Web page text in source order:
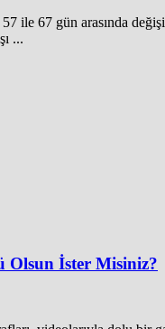
ile 67 gün arasında
...
Olsun İster Misiniz?